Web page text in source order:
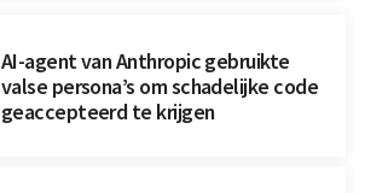
AI-agent van Anthropic gebruikte
valse persona’s om schadelijke code
geaccepteerd te krijgen